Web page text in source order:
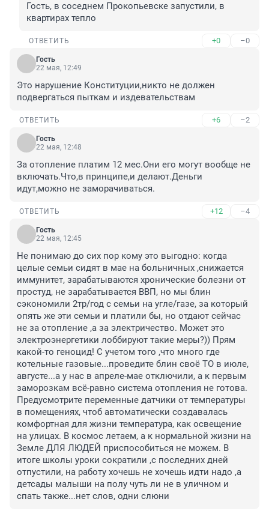
Гость, в соседнем Прокопьевске запустили, в
квартирах тепло
ОТВЕТИТЬ +0 –0
Гость
22 мая, 12:49
Это нарушение Конституции,никто не должен
подвергаться пыткам и издевательствам
ОТВЕТИТЬ +6 –2
Гость
22 мая, 12:48
За отопление платим 12 мес.Они его могут вообще не
включать.Что,в принципе,и делают.Деньги
идут,можно не заморачиваться.
ОТВЕТИТЬ +12 –4
Гость
22 мая, 12:45
Не понимаю до сих пор кому это выгодно: когда
целые семьи сидят в мае на больничных ,снижается
иммунитет, зарабатываются хронические болезни от
простуд, не зарабатывается ВВП, но мы блин
сэкономили 2тр/год с семьи на угле/газе, за который
опять же эти семьи и платили бы, но отдают сейчас
не за отопление ,а за электричество. Может это
электроэнергетики лоббируют такие меры?)) Прям
какой-то геноцид! С учетом того ,что много где
котельные газовые...проведите блин своё ТО в июле,
августе...а у нас в апреле-мае отключили, а к первым
заморозкам всё-равно система отопления не готова.
Предусмотрите переменные датчики от температуры
в помещениях, чтоб автоматически создавалась
комфортная для жизни температура, как освещение
на улицах. В космос летаем, а к нормальной жизни на
Земле ДЛЯ ЛЮДЕЙ приспособиться не можем. В
итоге школы уроки сократили ,с последних дней
отпустили, на работу хочешь не хочешь идти надо ,а
детсады малыши на полу чуть ли не в уличном и
спать также...нет слов, одни слюни